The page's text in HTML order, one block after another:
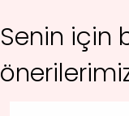
Senin için